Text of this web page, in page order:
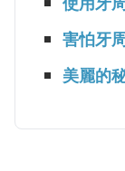
害怕牙
美麗的